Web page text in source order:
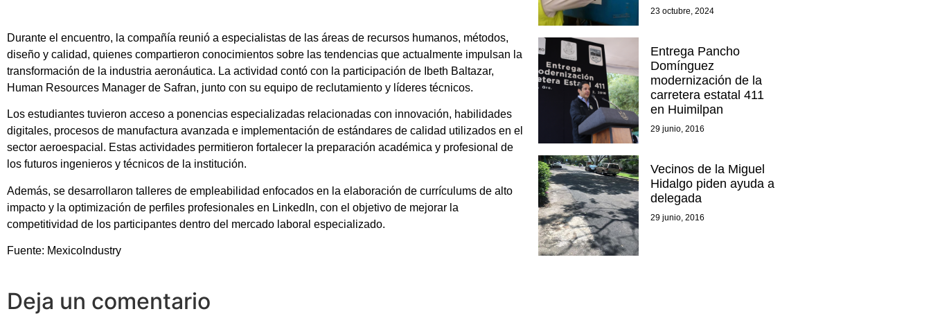
Durante el encuentro, la compañía reunió a especialistas de las áreas de recursos humanos, métodos,
diseño y calidad, quienes compartieron conocimientos sobre las tendencias que actualmente impulsan la
transformación de la industria aeronáutica. La actividad contó con la participación de Ibeth Baltazar,
Human Resources Manager de Safran, junto con su equipo de reclutamiento y líderes técnicos.
Los estudiantes tuvieron acceso a ponencias especializadas relacionadas con innovación, habilidades
digitales, procesos de manufactura avanzada e implementación de estándares de calidad utilizados en el
sector aeroespacial. Estas actividades permitieron fortalecer la preparación académica y profesional de
los futuros ingenieros y técnicos de la institución.
Además, se desarrollaron talleres de empleabilidad enfocados en la elaboración de currículums de alto
impacto y la optimización de perfiles profesionales en LinkedIn, con el objetivo de mejorar la
competitividad de los participantes dentro del mercado laboral especializado.
Fuente: MexicoIndustry
Deja un comentario
23 octubre, 2024
Entrega Pancho
Domínguez
modernización de la
carretera estatal 411
en Huimilpan
29 junio, 2016
Vecinos de la Miguel
Hidalgo piden ayuda a
delegada
29 junio, 2016